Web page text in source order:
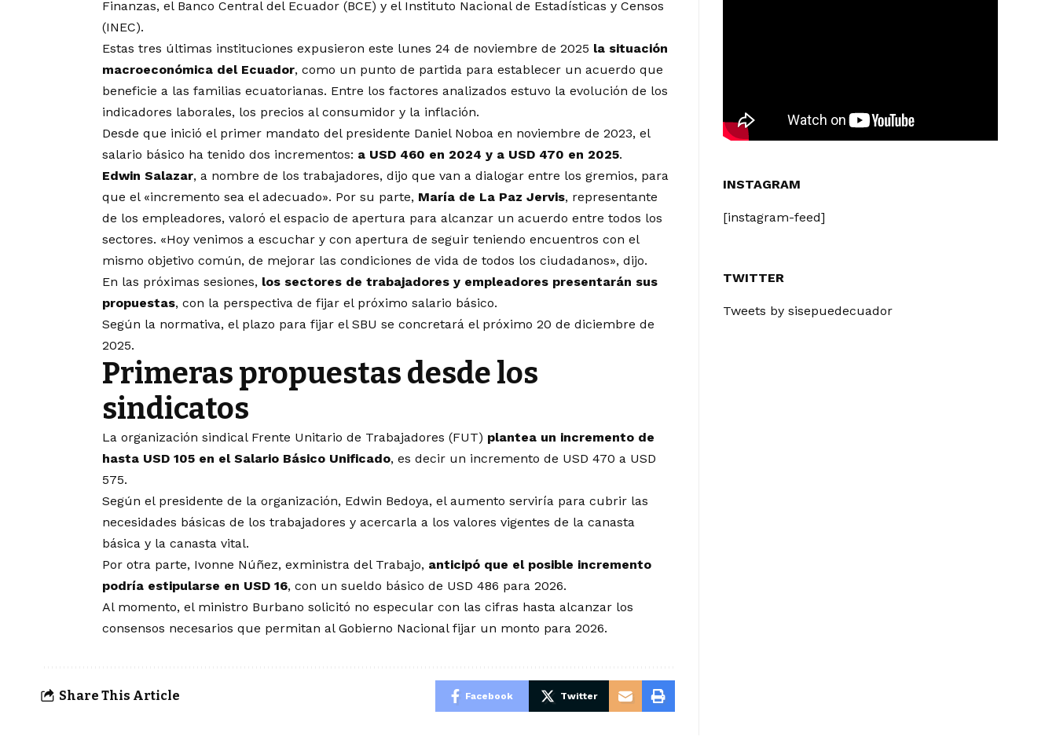
Finanzas, el Banco Central del Ecuador (BCE) y el Instituto Nacional de Estadísticas y Censos
(INEC).
Estas tres últimas instituciones expusieron este lunes 24 de noviembre de 2025 la situación
macroeconómica del Ecuador, como un punto de partida para establecer un acuerdo que
beneficie a las familias ecuatorianas. Entre los factores analizados estuvo la evolución de los
indicadores laborales, los precios al consumidor y la inflación.
Desde que inició el primer mandato del presidente Daniel Noboa en noviembre de 2023, el
salario básico ha tenido dos incrementos: a USD 460 en 2024 y a USD 470 en 2025.
Edwin Salazar, a nombre de los trabajadores, dijo que van a dialogar entre los gremios, para
que el «incremento sea el adecuado». Por su parte, María de La Paz Jervis, representante
de los empleadores, valoró el espacio de apertura para alcanzar un acuerdo entre todos los
sectores. «Hoy venimos a escuchar y con apertura de seguir teniendo encuentros con el
mismo objetivo común, de mejorar las condiciones de vida de todos los ciudadanos», dijo.
En las próximas sesiones, los sectores de trabajadores y empleadores presentarán sus
propuestas, con la perspectiva de fijar el próximo salario básico.
Según la normativa, el plazo para fijar el SBU se concretará el próximo 20 de diciembre de
2025.
Primeras propuestas desde los
sindicatos
La organización sindical Frente Unitario de Trabajadores (FUT) plantea un incremento de
hasta USD 105 en el Salario Básico Unificado, es decir un incremento de USD 470 a USD
575.
Según el presidente de la organización, Edwin Bedoya, el aumento serviría para cubrir las
necesidades básicas de los trabajadores y acercarla a los valores vigentes de la canasta
básica y la canasta vital.
Por otra parte, Ivonne Núñez, exministra del Trabajo, anticipó que el posible incremento
podría estipularse en USD 16, con un sueldo básico de USD 486 para 2026.
Al momento, el ministro Burbano solicitó no especular con las cifras hasta alcanzar los
consensos necesarios que permitan al Gobierno Nacional fijar un monto para 2026.
Share This Article Facebook Twitter
INSTAGRAM
[instagram-feed]
TWITTER
Tweets by sisepuedecuador